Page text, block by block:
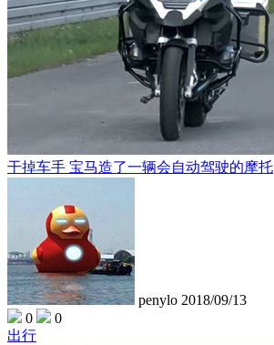
干掉车手 宝马造了一辆会自动驾驶的摩托
penylo 2018/09/13
0
0
出行